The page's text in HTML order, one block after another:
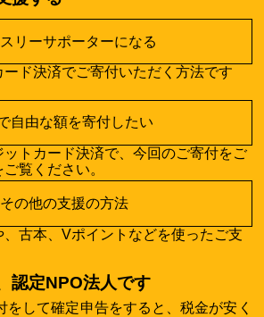
リーサポーターになる
ド決済でご寄付いただく方法です
自由な額を寄付したい
トカード決済で、今回のご寄付をご
覧ください。
その他の支援の方法
古本、Vポイントなどを使ったご支
認定NPO法人です
をして確定申告をすると、税金が安く